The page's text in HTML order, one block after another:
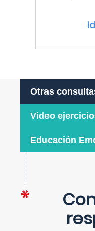
Otras
Video
Educación